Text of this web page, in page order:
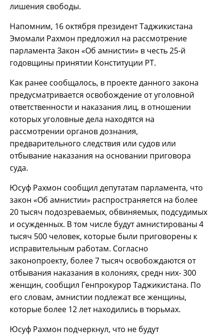
лишения свободы.
Напомним, 16 октября президент Таджикистана
Эмомали Рахмон предложил на рассмотрение
парламента Закон «Об амнистии» в честь 25-й
годовщины принятии Конституции РТ.
Как ранее сообщалось, в проекте данного закона
предусматривается освобождение от уголовной
ответственности и наказания лиц, в отношении
которых уголовные дела находятся на
рассмотрении органов дознания,
предварительного следствия или судов или
отбывание наказания на основании приговора
суда.
Юсуф Рахмон сообщил депутатам парламента, что
закон «Об амнистии» распространяется на более
20 тысяч подозреваемых, обвиняемых, подсудимых
и осужденных. В том числе будут амнистированы 4
тысяч 500 человек, которые были приговорены к
исправительным работам. Согласно
законопроекту, более 7 тысяч освобождаются от
отбывания наказания в колониях, средн них- 300
женщин, сообщил Генпрокурор Таджикистана. По
его словам, амнистии подлежат все женщины,
которые более 12 лет находились в тюрьмах.
Юсуф Рахмон подчеркнул, что не будут